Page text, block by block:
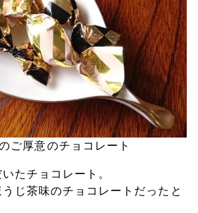
ご厚意のチョコレート
たチョコレート。
じ茶味のチョコレートだったと